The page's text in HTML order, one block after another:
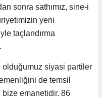
sonra sathımız, sine-i
yeni
taçlandırma
siyasi partiler
de temsil
bize emanetidir. 86